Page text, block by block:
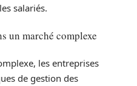
salariés.
un marché complexe
les entreprises
de gestion des